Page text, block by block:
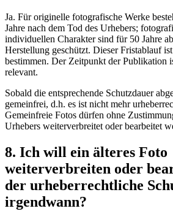
Ja. Für originelle fotografische Werke
Jahre nach dem Tod des Urhebers;
individuellen Charakter sind für 50 Jahre
Herstellung geschützt. Dieser Fristablauf
bestimmen. Der Zeitpunkt der Publikation
relevant.
Sobald die entsprechende Schutzdauer
gemeinfrei, d.h. es ist nicht mehr
Gemeinfreie Fotos dürfen ohne
Urhebers weiterverbreitet oder bearbeitet
8. Ich will ein älteres Foto
weiterverbreiten oder
der urheberrechtliche
irgendwann?